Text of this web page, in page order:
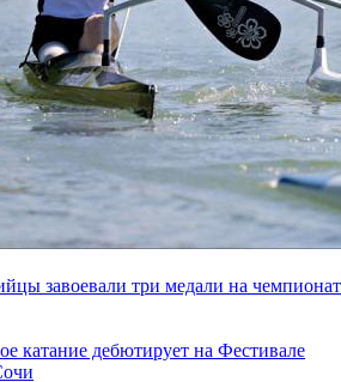
завоевали три медали на